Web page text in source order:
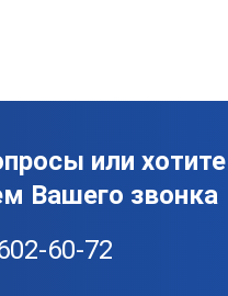
или хотите
Вашего звонка
60-72